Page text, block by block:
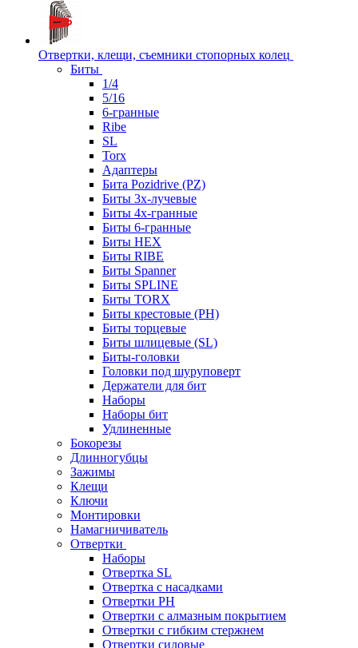
Отвертки, клещи, съемники стопорных колец
Биты
1/4
5/16
6-гранные
Ribe
SL
Torx
Адаптеры
Бита Pozidrive (PZ)
Биты 3х-лучевые
Биты 4х-гранные
Биты 6-гранные
Биты HEX
Биты RIBE
Биты Spanner
Биты SPLINE
Биты TORX
Биты крестовые (PH)
Биты торцевые
Биты шлицевые (SL)
Биты-головки
Головки под шуруповерт
Держатели для бит
Наборы
Наборы бит
Удлиненные
Бокорезы
Длинногубцы
Зажимы
Клещи
Ключи
Монтировки
Намагничиватель
Отвертки
Наборы
Отвертка SL
Отвертка с насадками
Отвертки PH
Отвертки с алмазным покрытием
Отвертки с гибким стержнем
Отвертки силовые